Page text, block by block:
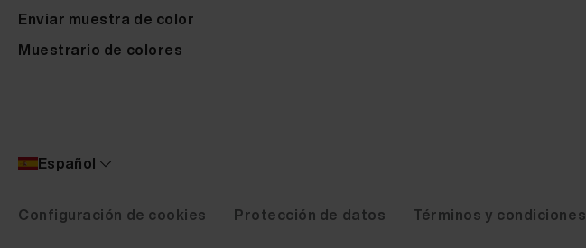
Enviar muestra de color
Muestrario de colores
Español
Configuración de cookies Protección de datos Términos y condiciones